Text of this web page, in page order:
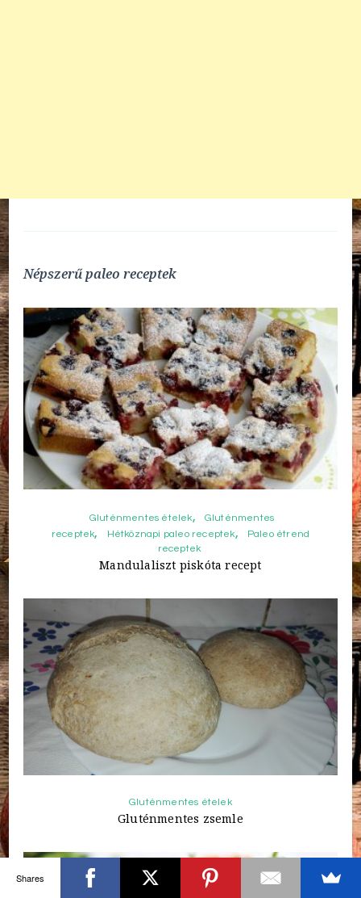
Népszerű paleo receptek
Gluténmentes ételek
Gluténmentes
receptek
Hétköznapi paleo receptek
Paleo étrend
receptek
Mandulaliszt piskóta recept
Gluténmentes ételek
Gluténmentes zsemle
Shares